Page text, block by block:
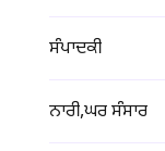
ਸੰਪਾਦਕੀ
ਨਾਰੀ,ਘਰ ਸੰਸਾਰ